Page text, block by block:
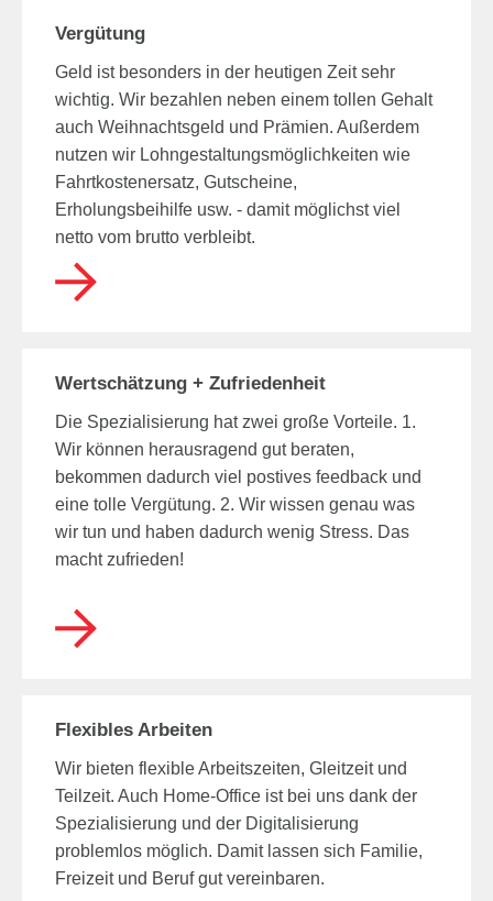
Beratung 50+
Login fileBox
Digitaler Personalfragebogen
Fernbetreuung
Vergütung
Geld ist besonders in der heutigen Zeit sehr
wichtig. Wir bezahlen neben einem tollen Gehalt
auch Weihnachtsgeld und Prämien. Außerdem
nutzen wir Lohngestaltungsmöglichkeiten wie
Fahrtkostenersatz, Gutscheine,
Erholungsbeihilfe usw. - damit möglichst viel
netto vom brutto verbleibt.
Wertschätzung + Zufriedenheit
Die Spezialisierung hat zwei große Vorteile. 1.
Wir können herausragend gut beraten,
bekommen dadurch viel postives feedback und
eine tolle Vergütung. 2. Wir wissen genau was
wir tun und haben dadurch wenig Stress. Das
macht zufrieden!
Flexibles Arbeiten
Wir bieten flexible Arbeitszeiten, Gleitzeit und
Teilzeit. Auch Home-Office ist bei uns dank der
Spezialisierung und der Digitalisierung
problemlos möglich. Damit lassen sich Familie,
Freizeit und Beruf gut vereinbaren.